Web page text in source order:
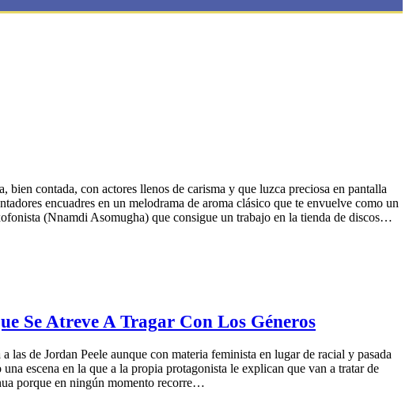
contada, con actores llenos de carisma y que luzca preciosa en pantalla
encuadres en un melodrama de aroma clásico que te envuelve como un
(Nnamdi Asomugha) que consigue un trabajo en la tienda de discos…
Se Atreve A Tragar Con Los Géneros
de Jordan Peele aunque con materia feminista en lugar de racial y pasada
escena en la que a la propia protagonista le explican que van a tratar de
porque en ningún momento recorre…